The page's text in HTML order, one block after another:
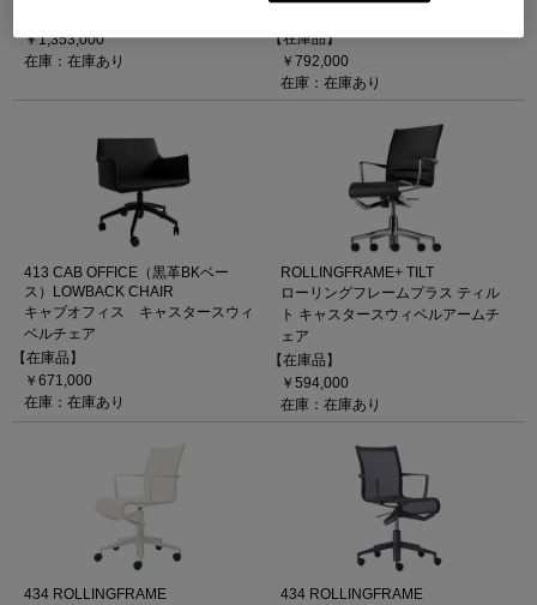
￥1,353,000
在庫：在庫あり
【在庫品】
￥792,000
在庫：在庫あり
413 CAB OFFICE（黒革BKベー
ス）LOWBACK CHAIR
キャブオフィス キャスタースウィ
ベルチェア
【在庫品】
￥671,000
在庫：在庫あり
ROLLINGFRAME+ TILT
ローリングフレームプラス ティル
ト キャスタースウィベルアームチ
ェア
【在庫品】
￥594,000
在庫：在庫あり
434 ROLLINGFRAME
434 ROLLINGFRAME